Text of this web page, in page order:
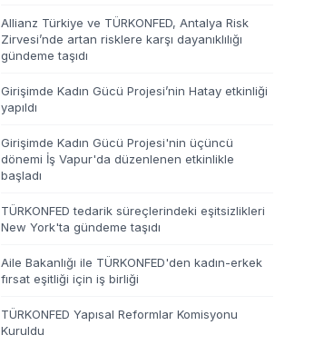
Allianz Türkiye ve TÜRKONFED, Antalya Risk
Zirvesi’nde artan risklere karşı dayanıklılığı
gündeme taşıdı
Girişimde Kadın Gücü Projesi’nin Hatay etkinliği
yapıldı
Girişimde Kadın Gücü Projesi'nin üçüncü
dönemi İş Vapur'da düzenlenen etkinlikle
başladı
TÜRKONFED tedarik süreçlerindeki eşitsizlikleri
New York'ta gündeme taşıdı
Aile Bakanlığı ile TÜRKONFED'den kadın-erkek
fırsat eşitliği için iş birliği
TÜRKONFED Yapısal Reformlar Komisyonu
Kuruldu